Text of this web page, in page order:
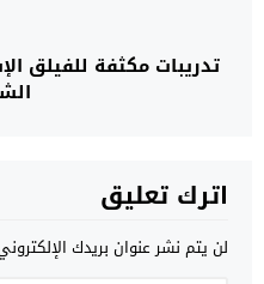
تدريبات مكثفة للفيلق
اترك تعليق
لن يتم نشر عنوان بريدك